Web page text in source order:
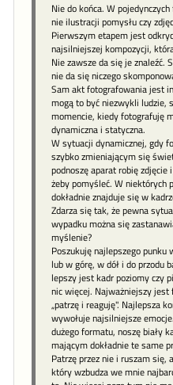
Nie do końca. W
nie ilustracji pomysłu czy
Pierwszym etapem jest
najsilniejszej kompozycji,
Nie zawsze da się je znaleźć.
nie da się niczego
Sam akt fotografowania jest
mogą to być niezwykli ludzie,
momencie, kiedy fotografuję
dynamiczna i statyczna.
W sytuacji dynamicznej, gdy
szybko zmieniającym się
podnoszę aparat robię
żeby pomyśleć. W niektórych
dokładnie znajduje się w
Zdarza się tak, że pewna
wypadku można się
myślenie?
Poszukuję najlepszego punku
lub w górę, w dół i do przodu
lepszy jest kadr poziomy czy
nic więcej. Najważniejszy jest
„patrzę i reaguję". Najlepsza
wywołuje najsilniejsze
dużego formatu, noszę biały
mającym dokładnie te same
Patrzę przez nie i ruszam się,
który wzbudza we mnie